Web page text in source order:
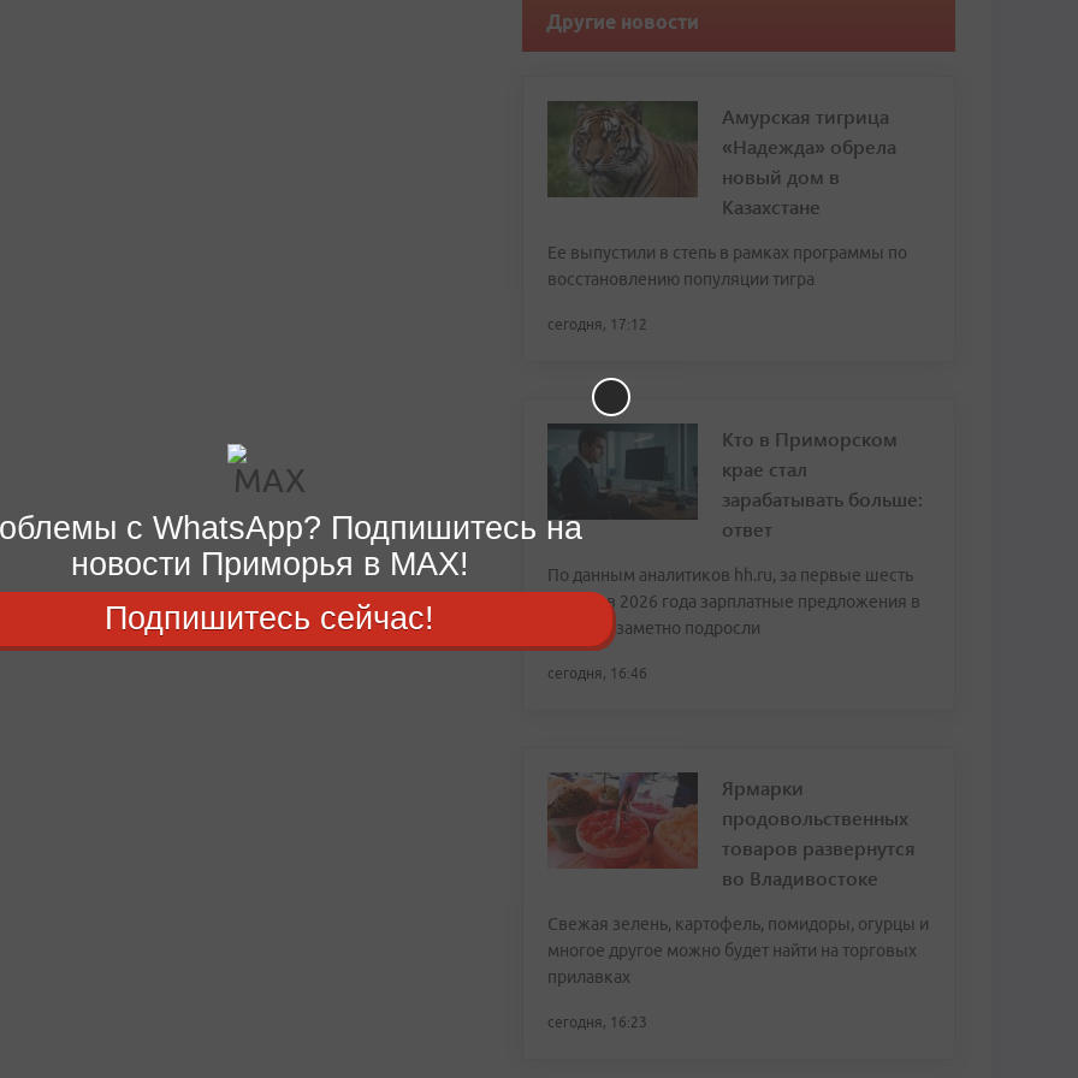
Другие новости
Амурская тигрица
«Надежда» обрела
новый дом в
Казахстане
Ее выпустили в степь в рамках программы по
восстановлению популяции тигра
сегодня, 17:12
Кто в Приморском
крае стал
зарабатывать больше:
ответ
По данным аналитиков hh.ru, за первые шесть
месяцев 2026 года зарплатные предложения в
регионе заметно подросли
сегодня, 16:46
Ярмарки
продовольственных
товаров развернутся
во Владивостоке
Свежая зелень, картофель, помидоры, огурцы и
многое другое можно будет найти на торговых
прилавках
сегодня, 16:23
с WhatsApp? Подпишитесь на
новости Приморья в MAX!
Подпишитесь сейчас!